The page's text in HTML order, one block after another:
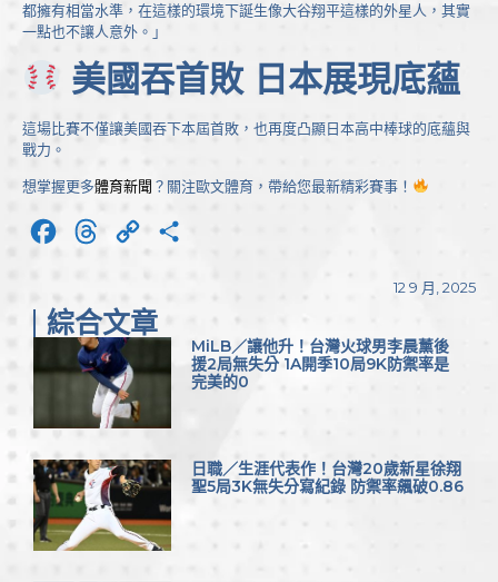
都擁有相當水準，在這樣的環境下誕生像大谷翔平這樣的外星人，其實
一點也不讓人意外。」
美國吞首敗 日本展現底蘊
這場比賽不僅讓美國吞下本屆首敗，也再度凸顯日本高中棒球的底蘊與
戰力。
想掌握更多體育新聞 ？關注歐文體育，帶給您最新精彩賽事！
FacebookThreads
Copy
12 9 月, 2025
綜合文章
MiLB／讓他升！台灣火球男李晨薰後
援2局無失分 1A開季10局9K防禦率是
完美的0
日職／生涯代表作！台灣20歲新星徐翔
聖5局3K無失分寫紀錄 防禦率飆破0.86